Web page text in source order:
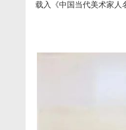
载入《中国当代美术家人